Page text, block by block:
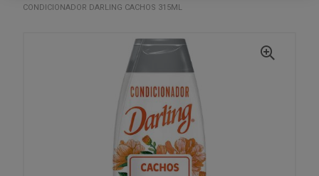
CONDICIONADOR DARLING CACHOS 315ML